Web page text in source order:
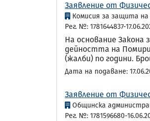
Заявление от
Комисия за защита
Рег. №: 1781644837-
На основание
дейността на
(жалби) по години.
Дата на подаване:
Заявление от
Общинска
Рег. №: 1781596680-